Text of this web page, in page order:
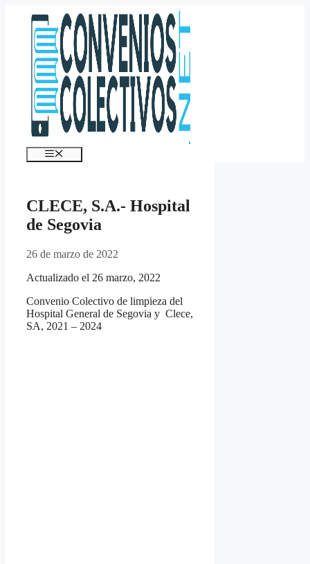
contenido
Menú
CLECE, S.A.- Hospital
de Segovia
26 de marzo de 2022
Actualizado el 26 marzo, 2022
Convenio Colectivo de limpieza del
Hospital General de Segovia y Clece,
SA, 2021 – 2024